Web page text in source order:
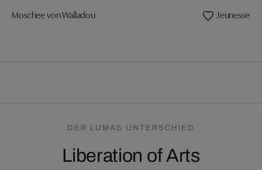
Moschee von Walladou Jeunesse
DER LUMAS UNTERSCHIED
Liberation of Arts